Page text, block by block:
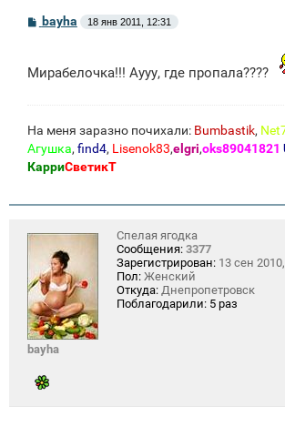
С
о
щ
bayha 18 янв 2011, 12:31
Мирабелочка!!! Аууу, где пропала????
На меня заразно почихали: Bumbastik,
Агушка, find4, Lisenok83,elgri,oks89041821
КарриСветикТ
bayha
Спелая ягодка
Сообщения: 3377
Зарегистрирован: 13 сен
Пол: Женский
Откуда: Днепропетровск
Поблагодарили: 5 раз